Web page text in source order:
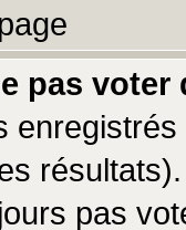
pas voter
pas